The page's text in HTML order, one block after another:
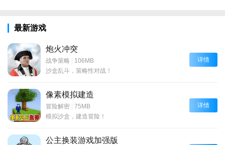
最新游戏
炮火冲突
战争策略 | 106MB
沙盒乱斗，策略性对战！
详情
像素模拟建造
冒险解密 | 75MB
模拟沙盒，建造冒险！
详情
公主换装游戏加强版